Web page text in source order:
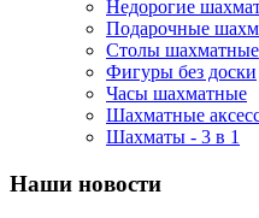
Недорогие
Подарочные
Столы шахматные
Фигуры без доски
Часы шахматные
Шахматные
Шахматы - 3 в 1
Наши новости